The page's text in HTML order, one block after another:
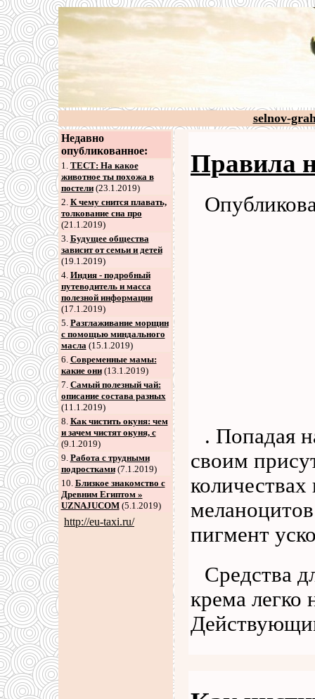
selnov-
Недавно
опубликованное:
1. ТЕСТ: На какое
животное ты похожа в
постели(23.1.2019)
2. К чему снится плавать,
толкование сна про
(21.1.2019)
3. Будущее общества
зависит от семьи и детей
(19.1.2019)
4. Индия - подробный
путеводитель и масса
полезной информации
(17.1.2019)
5. Разглаживание морщин
с помощью миндального
масла(15.1.2019)
6. Современные мамы:
какие они(13.1.2019)
7. Самый полезный чай:
описание состава разных
(11.1.2019)
8. Как чистить окуня: чем
и зачем чистят окуня, с
(9.1.2019)
9. Работа с трудными
подростками(7.1.2019)
10. Близкое знакомство с
Древним Египтом »
UZNAJUCOM(5.1.2019)
http://eu-taxi.ru/
Правила
. Попадая
своим
пигмент
Средства
крема легко